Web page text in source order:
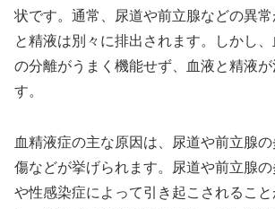
状です。通常、尿道や前立腺などの異
と精液は別々に排出されます。しかし
の分離がうまく機能せず、血液と精液が
す。
血精液症の主な原因は、尿道や前立腺
傷などが挙げられます。尿道や前立腺
や性感染症によって引き起こされること